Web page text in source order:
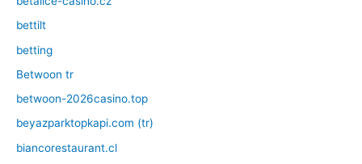
bettilt
betting
Betwoon tr
betwoon-2026casino.top
beyazparktopkapi.com (tr)
biancorestaurant.cl